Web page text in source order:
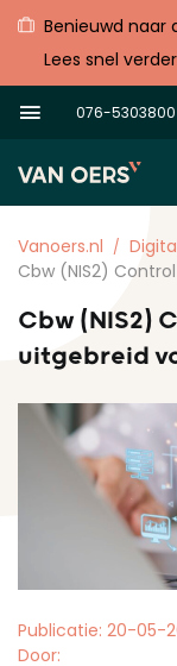
Benieuwd naar
Lees snel
076-5303800
Vanoers.nl
Cbw (NIS2)
Cbw (NIS2)
uitgebreid
Publicatie: 20-05-
Door: